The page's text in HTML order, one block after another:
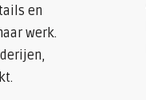
en
werk.